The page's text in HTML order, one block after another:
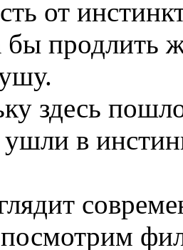
от
бы продлить
здесь
ушли в